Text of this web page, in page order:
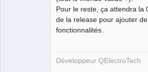
Pour le reste, ça attendra la
de la release pour ajouter
fonctionnalités.
Développeur QElectroTech